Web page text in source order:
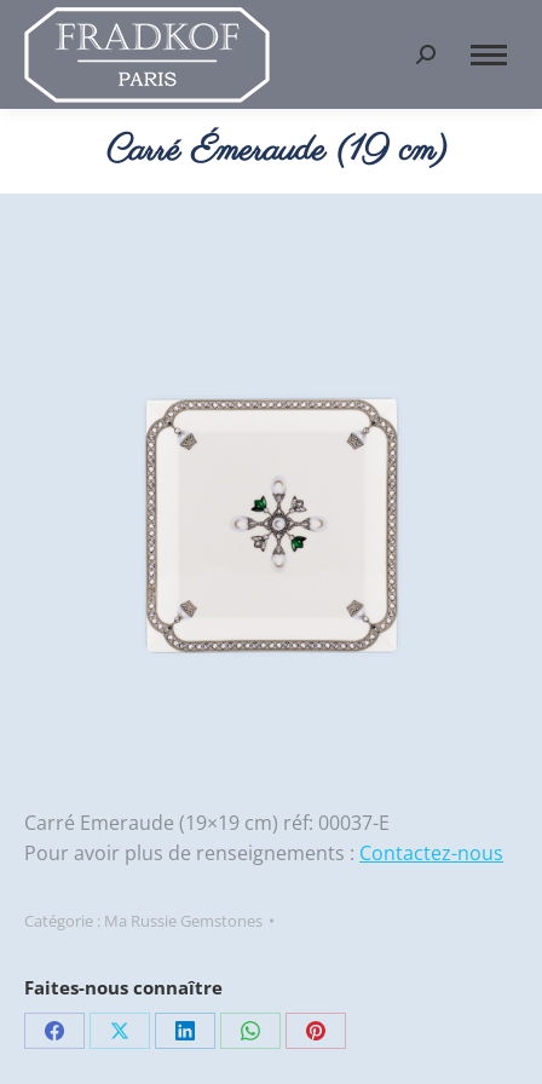
Recherche
Carré Émeraude (19 cm)
Vous êtes ici :
Carré Emeraude (19×19 cm) réf: 00037-E
Pour avoir plus de renseignements : Contactez-nous
Catégorie : Ma Russie Gemstones
Faites-nous connaître
PartagerPartagerPartagerPartagerPartager